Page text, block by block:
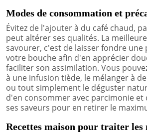
Modes de consommation et
Évitez de l'ajouter à du café chaud,
peut altérer ses qualités. La
savourer, c'est de laisser fondre une
votre bouche afin d'en apprécier
faciliter son assimilation. Vous
à une infusion tiède, le mélanger à
ou tout simplement le déguster
d'en consommer avec parcimonie
ses saveurs pour en retirer le
Recettes maison pour traiter les